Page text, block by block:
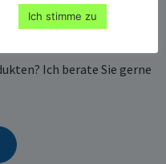
Ich berate Sie gerne
Ich stimme zu